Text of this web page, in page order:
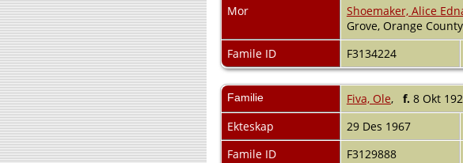
Mor
Shoemaker, Alice
Grove, Orange
Famile ID
F3134224
Familie Fiva, Ole, f. 8 Okt
Ekteskap
29 Des 1967
Famile ID
F3129888